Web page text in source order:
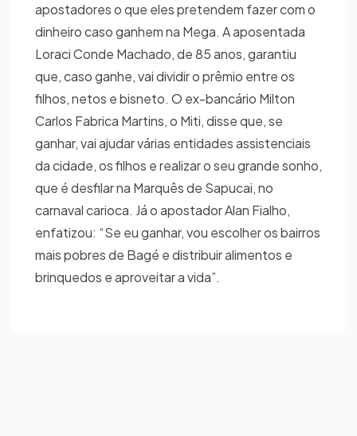
apostadores o que eles pretendem fazer com o
dinheiro caso ganhem na Mega. A aposentada
Loraci Conde Machado, de 85 anos, garantiu
que, caso ganhe, vai dividir o prêmio entre os
filhos, netos e bisneto. O ex-bancário Milton
Carlos Fabrica Martins, o Miti, disse que, se
ganhar, vai ajudar várias entidades assistenciais
da cidade, os filhos e realizar o seu grande sonho,
que é desfilar na Marquês de Sapucai, no
carnaval carioca. Já o apostador Alan Fialho,
enfatizou: “Se eu ganhar, vou escolher os bairros
mais pobres de Bagé e distribuir alimentos e
brinquedos e aproveitar a vida”.